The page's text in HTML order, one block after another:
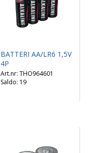
BATTERI AA/LR6 1,5V
4P
THO964601
Saldo: 19